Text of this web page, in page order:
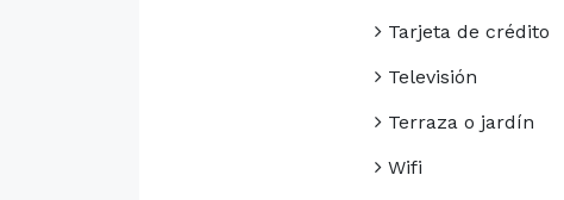
Tarjeta de crédito
Televisión
Terraza o jardín
Wifi